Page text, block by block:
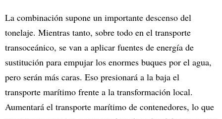
La combinación supone un importante descenso del
tonelaje. Mientras tanto, sobre todo en el transporte
transoceánico, se van a aplicar fuentes de energía de
sustitución para empujar los enormes buques por el agua,
pero serán más caras. Eso presionará a la baja el
transporte marítimo frente a la transformación local.
Aumentará el transporte marítimo de contenedores, lo que